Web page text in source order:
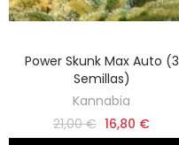
Power Skunk Max Auto (3
Semillas)
Kannabia
21,00 € 16,80 €